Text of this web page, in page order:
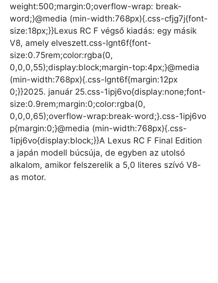
weight:500;margin:0;overflow-wrap: break-
word;}@media (min-width:768px){.css-cfjg7j{font-
size:18px;}}Lexus RC F végső kiadás: egy másik
V8, amely elveszett.css-lgnt6f{font-
size:0.75rem;color:rgba(0,
0,0,0,55);display:block;margin-top:4px;}@media
(min-width:768px){.css-lgnt6f{margin:12px
0;}}2025. január 25.css-1ipj6vo{display:none;font-
size:0.9rem;margin:0;color:rgba(0,
0,0,0,65);overflow-wrap:break-word;}.css-1ipj6vo
p{margin:0;}@media (min-width:768px){.css-
1ipj6vo{display:block;}}A Lexus RC F Final Edition
a japán modell búcsúja, de egyben az utolsó
alkalom, amikor felszerelik a 5,0 literes szívó V8-
as motor.